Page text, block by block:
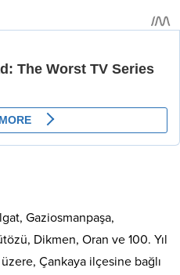
Gaziosmanpaşa,
Dikmen, Oran ve 100. Yıl
Çankaya ilçesine bağlı